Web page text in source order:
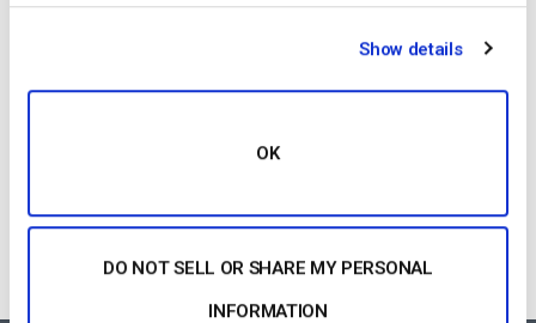
Show details
OK
DO NOT SELL OR SHARE MY PERSONAL
INFORMATION
by Max Wilbert